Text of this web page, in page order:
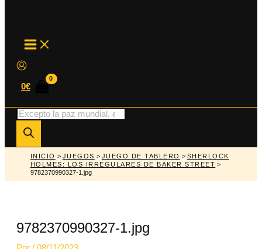
MAIN
MENU
0€
Búsqueda
de
productos
INICIO > JUEGOS > JUEGO DE TABLERO > SHERLOCK
HOLMES: LOS IRREGULARES DE BAKER STREET >
9782370990327-1.jpg
9782370990327-1.jpg